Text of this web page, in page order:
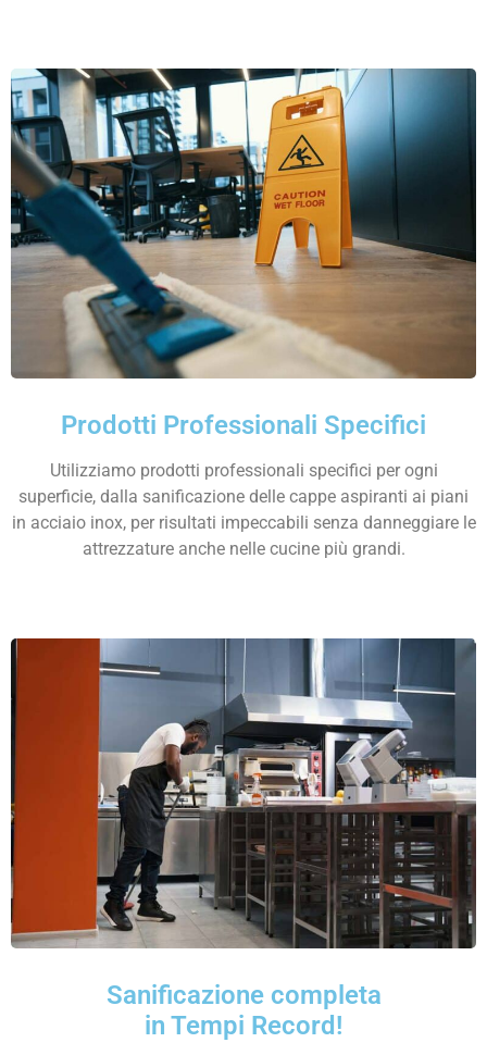
Prodotti Professionali Specifici
Utilizziamo prodotti professionali specifici per ogni
superficie, dalla sanificazione delle cappe aspiranti ai piani
in acciaio inox, per risultati impeccabili senza danneggiare le
attrezzature anche nelle cucine più grandi.
Sanificazione completa
in Tempi Record!